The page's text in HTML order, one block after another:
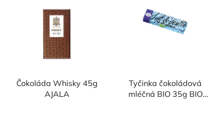
Čokoláda Whisky 45g
AJALA
Tyčinka čokoládová
mléčná BIO 35g BIO